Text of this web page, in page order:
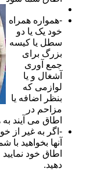
-همواره همراه
خود یک یا دو
سطل یا کیسه
بزرگ برای
جمع آوری
آشغال و یا
لوازمی که
بنظر اضافه یا
مزاحم در
اطاق می آیند
-اگر به غیر از
آنها بخواهید
اطاق خود
دهید.